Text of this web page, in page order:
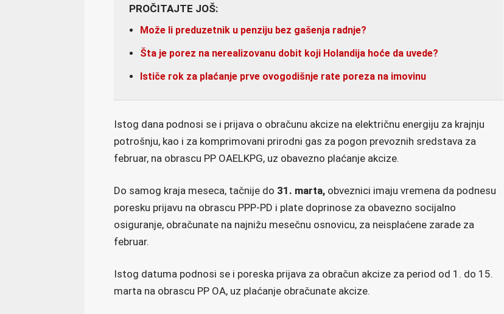
PROČITAJTE JOŠ:
Može li preduzetnik u penziju bez gašenja radnje?
Šta je porez na nerealizovanu dobit koji Holandija hoće da uvede?
Ističe rok za plaćanje prve ovogodišnje rate poreza na imovinu
Istog dana podnosi se i prijava o obračunu akcize na električnu energiju za krajnju
potrošnju, kao i za komprimovani prirodni gas za pogon prevoznih sredstava za
februar, na obrascu PP OAELKPG, uz obavezno plaćanje akcize.
Do samog kraja meseca, tačnije do 31. marta, obveznici imaju vremena da podnesu
poresku prijavu na obrascu PPP-PD i plate doprinose za obavezno socijalno
osiguranje, obračunate na najnižu mesečnu osnovicu, za neisplaćene zarade za
februar.
Istog datuma podnosi se i poreska prijava za obračun akcize za period od 1. do 15.
marta na obrascu PP OA, uz plaćanje obračunate akcize.